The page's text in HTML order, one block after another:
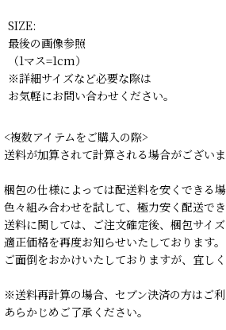
SIZE:
最後の画像参照
（1マス=1cm）
※詳細サイズなど必要な際は
お気軽にお問い合わせください。
<複数アイテムをご購入の際>
送料が加算されて計算される場合がございま
梱包の仕様によっては配送料を安くできる場
色々組み合わせを試して、極力安く配送で
送料に関しては、ご注文確定後、梱包サイ
適正価格を再度お知らせいたしております。
ご面倒をおかけいたしておりますが、宜しく
※送料再計算の場合、セブン決済の方はご
あらかじめご了承ください。